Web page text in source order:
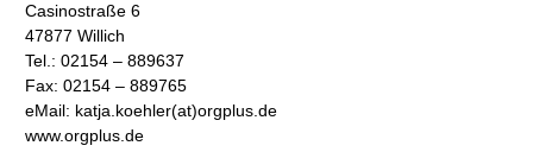
Casinostraße 6
47877 Willich
Tel.: 02154 – 889637
Fax: 02154 – 889765
eMail: katja.koehler(at)orgplus.de
www.orgplus.de